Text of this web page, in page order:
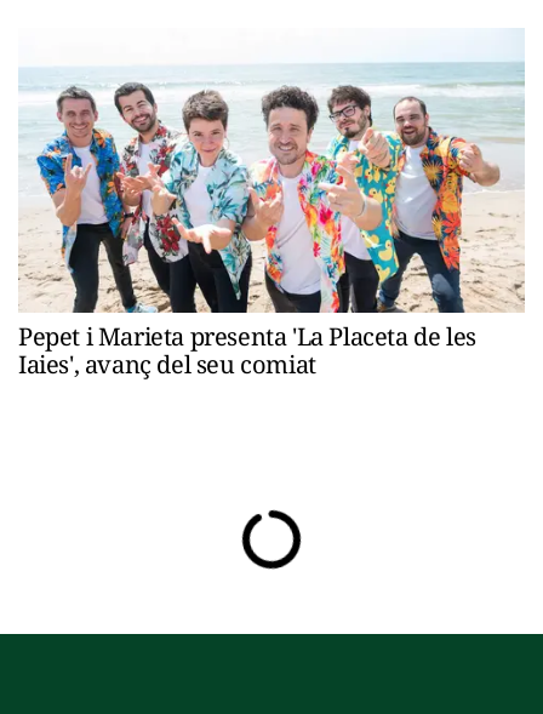
Pepet i Marieta presenta 'La Placeta de les
Iaies', avanç del seu comiat